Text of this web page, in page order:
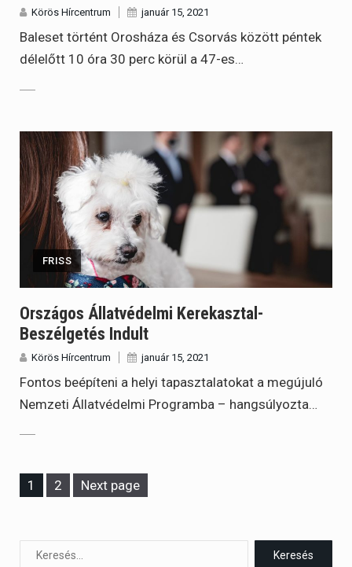
Körös Hírcentrum január 15, 2021
Baleset történt Orosháza és Csorvás között péntek
délelőtt 10 óra 30 perc körül a 47-es…
FRISS
Országos Állatvédelmi Kerekasztal-
Beszélgetés Indult
Körös Hírcentrum január 15, 2021
Fontos beépíteni a helyi tapasztalatokat a megújuló
Nemzeti Állatvédelmi Programba – hangsúlyozta…
Page
1 Page
2 Next page